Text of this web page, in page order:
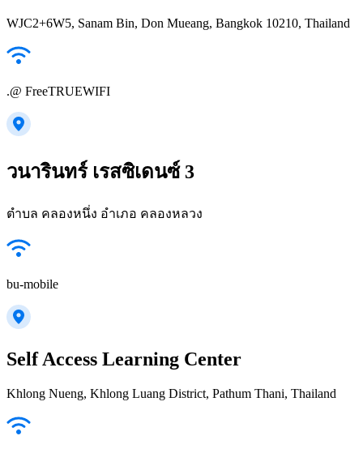
WJC2+6W5, Sanam Bin, Don Mueang, Bangkok 10210, Thailand
.@ FreeTRUEWIFI
วนารินทร์ เรสซิเดนซ์ 3
ตำบล คลองหนึ่ง อำเภอ คลองหลวง
bu-mobile
Self Access Learning Center
Khlong Nueng, Khlong Luang District, Pathum Thani, Thailand